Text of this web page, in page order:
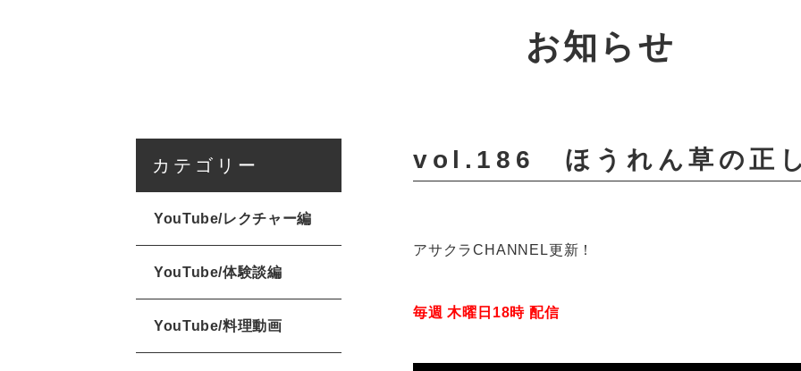
お知らせ
vol.186 ほうれん草の正
アサクラCHANNEL更新！
毎週 木曜日18時 配信
カテゴリー
YouTube/レクチャー編
YouTube/体験談編
YouTube/料理動画